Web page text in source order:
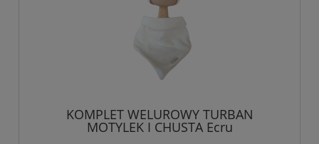
KOMPLET WELUROWY TURBAN
MOTYLEK I CHUSTA Ecru